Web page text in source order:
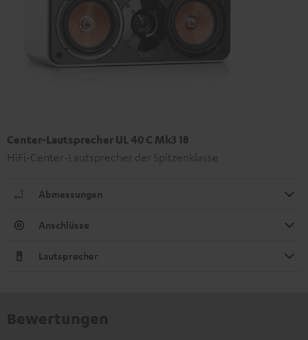
Center-Lautsprecher UL 40 C Mk3 18
HiFi-Center-Lautsprecher der Spitzenklasse
Abmessungen
Anschlüsse
Lautsprecher